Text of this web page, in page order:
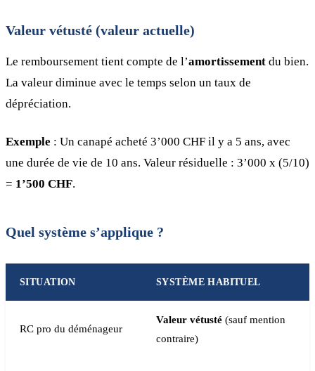
Valeur vétusté (valeur actuelle)
Le remboursement tient compte de l’amortissement du bien.
La valeur diminue avec le temps selon un taux de
dépréciation.
Exemple : Un canapé acheté 3’000 CHF il y a 5 ans, avec
une durée de vie de 10 ans. Valeur résiduelle : 3’000 x (5/10)
= 1’500 CHF.
Quel système s’applique ?
SITUATION SYSTÈME HABITUEL
RC pro du déménageur
Valeur vétusté (sauf mention
contraire)